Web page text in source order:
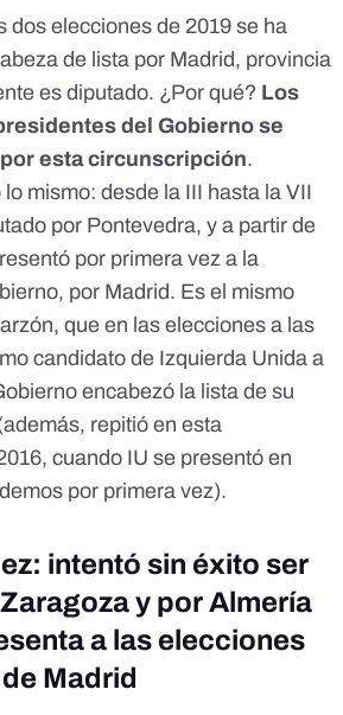
dos elecciones de 2019 se ha
de lista por Madrid, provincia
es diputado. ¿Por qué? Los
del Gobierno se
esta circunscripción.
lo mismo: desde la III hasta la VII
por Pontevedra, y a partir de
por primera vez a la
por Madrid. Es el mismo
que en las elecciones a las
candidato de Izquierda Unida a
encabezó la lista de su
repitió en esta
cuando IU se presentó en
por primera vez).
intentó sin éxito ser
y por Almería
a las elecciones
Madrid